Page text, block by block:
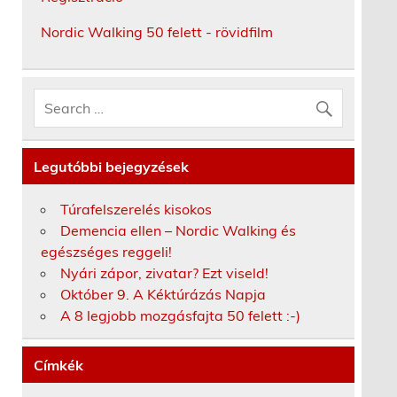
Nordic Walking 50 felett - rövidfilm
Legutóbbi bejegyzések
Túrafelszerelés kisokos
Demencia ellen – Nordic Walking és
egészséges reggeli!
Nyári zápor, zivatar? Ezt viseld!
Október 9. A Kéktúrázás Napja
A 8 legjobb mozgásfajta 50 felett :-)
Címkék